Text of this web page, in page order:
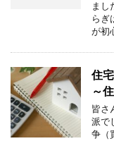
まし
らぎ
が初
住
～
皆さ
派で
争（